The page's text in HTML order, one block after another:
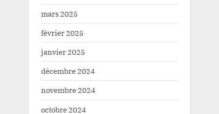
mars 2025
février 2025
janvier 2025
décembre 2024
novembre 2024
octobre 2024